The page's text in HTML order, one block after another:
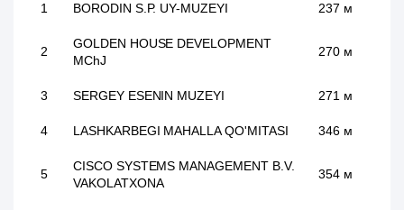
1 BORODIN S.P. UY-MUZEYI 237 м
2
GOLDEN HOUSE DEVELOPMENT
MChJ
270 м
3 SERGEY ESENIN MUZEYI 271 м
4 LASHKARBEGI MAHALLA QO'MITASI 346 м
5
CISCO SYSTEMS MANAGEMENT B.V.
VAKOLATXONA
354 м